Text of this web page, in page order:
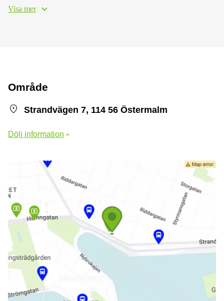
Visa mer
Område
Strandvägen 7, 114 56 Östermalm
Dölj information